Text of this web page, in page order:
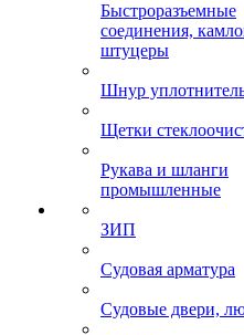
Быстроразъемные
соединения,
штуцеры
Шнур
Щетки
Рукава и шланги
промышленные
ЗИП
Судовая арматура
Судовые двери,